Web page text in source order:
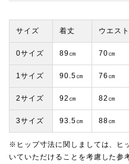
サイズ 着丈 ウエスト
0サイズ 89㎝ 70㎝
1サイズ 90.5㎝ 76㎝
2サイズ 92㎝ 82㎝
3サイズ 93.5㎝ 88㎝
※ヒップ寸法に関しましては、ヒ
いていただけることを考慮した参